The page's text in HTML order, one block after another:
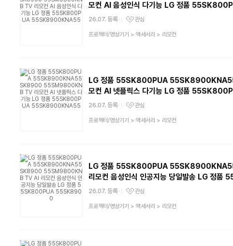
모컨 AI 음성인식 다기능 LG 정품
26.07. 등록
관심상품
관심
상
프로젝터/영상기기 > 액세서리 > 리모컨
LG 정품 55SK800PUA
모컨 AI 넷플릭스 다기능 LG 정품
26.07. 등록
관심상품
관심
상
프로젝터/영상기기 > 액세서리 > 리모컨
LG 정품 55SK800PUA
리모컨 음성인식 인공지능 당일발송 LG 정
26.07. 등록
관심상품
관심
상
프로젝터/영상기기 > 액세서리 > 리모컨